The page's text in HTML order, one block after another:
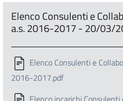
Elenco Consulenti e
a.s. 2016-2017 - 20/03/
Elenco Consulenti e
2016-2017.pdf